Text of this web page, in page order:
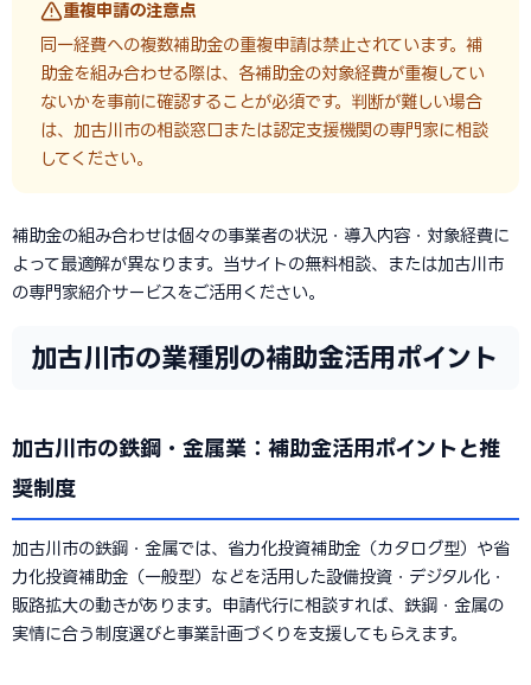
重複申請の注意点
同一経費への複数補助金の重複申請は禁止されています。補
助金を組み合わせる際は、各補助金の対象経費が重複してい
ないかを事前に確認することが必須です。判断が難しい場合
は、加古川市の相談窓口または認定支援機関の専門家に相談
してください。
補助金の組み合わせは個々の事業者の状況・導入内容・対象経費に
よって最適解が異なります。当サイトの無料相談、または加古川市
の専門家紹介サービスをご活用ください。
加古川市の業種別の補助金活用ポイント
加古川市の鉄鋼・金属業：補助金活用ポイントと推
奨制度
加古川市の鉄鋼・金属では、省力化投資補助金（カタログ型）や省
力化投資補助金（一般型）などを活用した設備投資・デジタル化・
販路拡大の動きがあります。申請代行に相談すれば、鉄鋼・金属の
実情に合う制度選びと事業計画づくりを支援してもらえます。